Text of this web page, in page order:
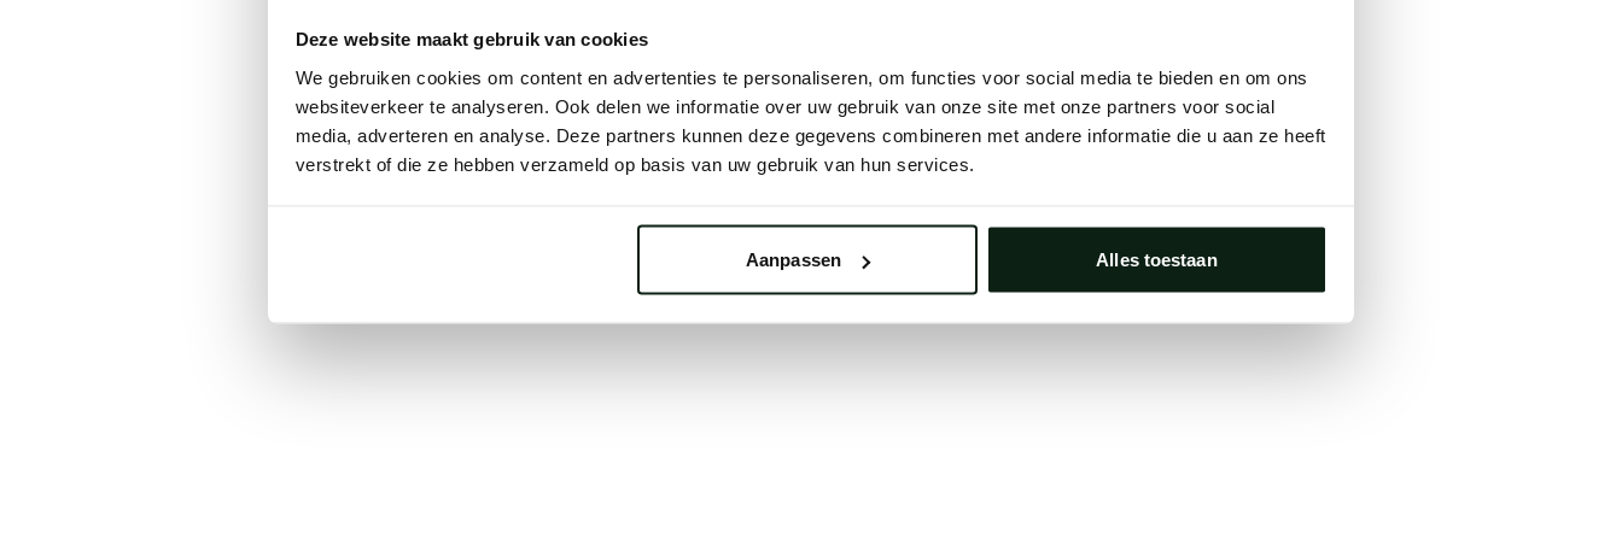
Deze website maakt gebruik van cookies
We gebruiken cookies om content en advertenties te personaliseren, om functies voor social media te bieden en om ons
websiteverkeer te analyseren. Ook delen we informatie over uw gebruik van onze site met onze partners voor social
media, adverteren en analyse. Deze partners kunnen deze gegevens combineren met andere informatie die u aan ze heeft
verstrekt of die ze hebben verzameld op basis van uw gebruik van hun services.
Aanpassen Alles toestaan
try waiting a moment or reopening your browser.
Clearing your browser cache may also help in some cases.
We apologize for the inconvenience.